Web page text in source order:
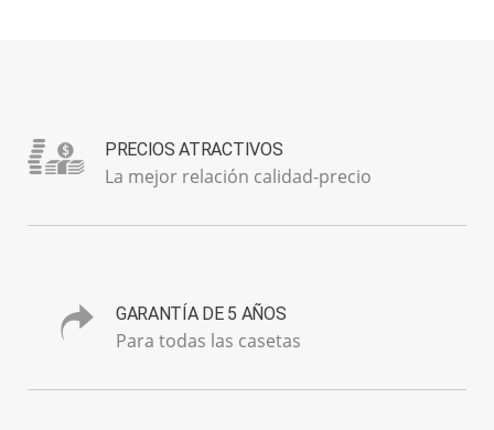
PRECIOS ATRACTIVOS
La mejor relación calidad-precio
GARANTÍA DE 5 AÑOS
Para todas las casetas